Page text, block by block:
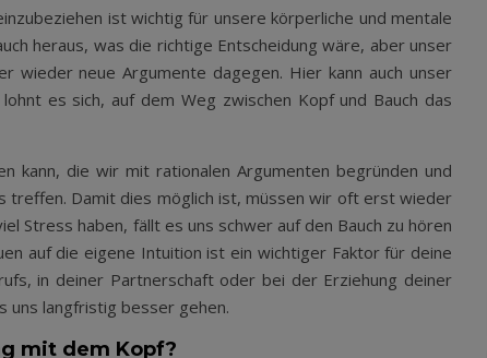
ist wichtig für unsere körperliche und mentale
heraus, was die richtige Entscheidung wäre, aber unser
wieder neue Argumente dagegen. Hier kann auch unser
es sich, auf dem Weg zwischen Kopf und Bauch das
kann, die wir mit rationalen Argumenten begründen und
treffen. Damit dies möglich ist, müssen wir oft erst wieder
Stress haben, fällt es uns schwer auf den Bauch zu hören
auf die eigene Intuition ist ein wichtiger Faktor für deine
in deiner Partnerschaft oder bei der Erziehung deiner
uns langfristig besser gehen.
mit dem Kopf?